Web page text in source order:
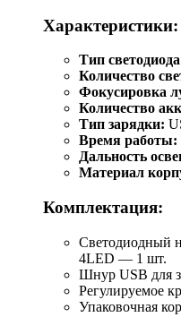
Характеристики:
Тип
Количество
Фокусировка
Количество
Тип зарядки:
Время работы:
Дальность
Материал
Комплектация:
Светодиодный
4LED — 1 шт.
Шнур USB для
Регулируемое
Упаковочная